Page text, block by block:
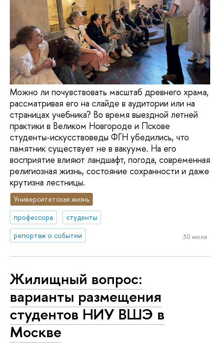
Можно ли почувствовать масштаб древнего храма,
рассматривая его на слайде в аудитории или на
страницах учебника? Во время выездной летней
практики в Великом Новгороде и Пскове
студенты-искусствоведы ФГН убедились, что
памятник существует не в вакууме. На его
восприятие влияют ландшафт, погода, современная
религиозная жизнь, состояние сохранности и даже
крутизна лестницы.
Университетская жизнь
профессора
студенты
репортаж о событии
30 июля
Жилищный вопрос:
варианты размещения
студентов НИУ ВШЭ в
Москве